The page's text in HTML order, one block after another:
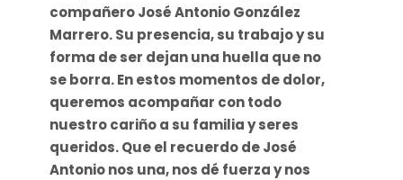
compañero José Antonio González
Marrero. Su presencia, su trabajo y su
forma de ser dejan una huella que no
se borra. En estos momentos de dolor,
queremos acompañar con todo
nuestro cariño a su familia y seres
queridos. Que el recuerdo de José
Antonio nos una, nos dé fuerza y nos